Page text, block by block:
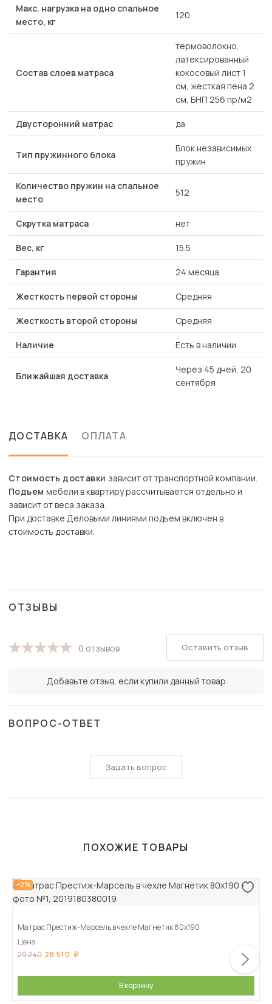
Макс. нагрузка на одно спальное
место, кг
120
Состав слоев матраса
термоволокно,
латексированный
кокосовый лист 1
см, жесткая пена 2
см, БНП 256 пр/м2
Двусторонний матрас да
Тип пружинного блока
Блок независимых
пружин
Количество пружин на спальное
место
512
Скрутка матраса нет
Вес, кг 15.5
Гарантия 24 месяца
Жесткость первой стороны Средняя
Жесткость второй стороны Средняя
Наличие Есть в наличии
Ближайшая доставка
Через 45 дней, 20
сентября
ДОСТАВКА ОПЛАТА
Стоимость доставки зависит от транспортной компании.
Подъем мебели в квартиру рассчитывается отдельно и
зависит от веса заказа.
При доставке Деловыми линиями подъем включен в
стоимость доставки.
ОТЗЫВЫ
0 отзывов
Добавьте отзыв, если купили данный товар
Оставить отзыв
ВОПРОС-ОТВЕТ
Задать вопрос
ПОХОЖИЕ ТОВАРЫ
-2%
Матрас Престиж-Марсель в чехле Магнетик 80х190
Цена
29 240 28 510
В корзину